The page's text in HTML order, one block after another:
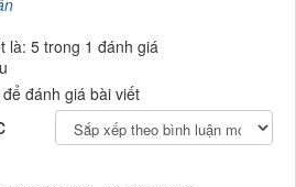
là: 5 trong 1 đánh giá
đánh giá bài viết